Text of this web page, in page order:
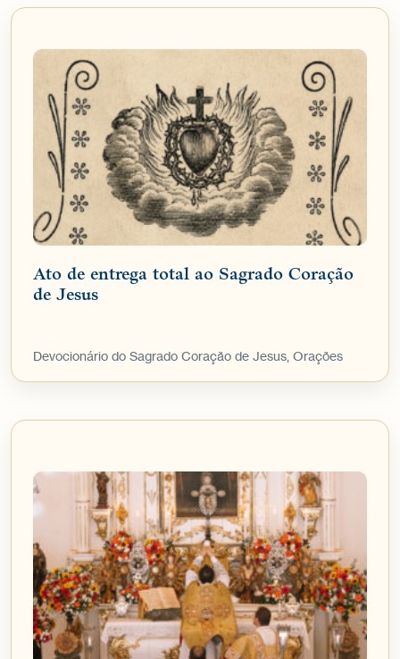
Ato de entrega total ao Sagrado Coração
de Jesus
Devocionário do Sagrado Coração de Jesus, Orações